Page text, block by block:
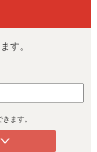
す。
ます。